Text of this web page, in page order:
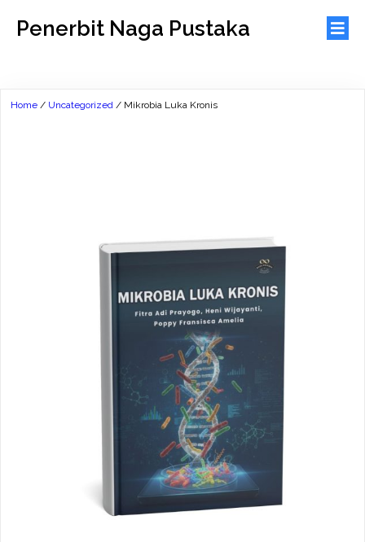
Penerbit Naga Pustaka
Home / Uncategorized / Mikrobia Luka Kronis